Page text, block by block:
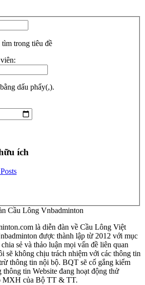
trong tiêu đề
dấu phẩy(,).
ích
Cầu Lông Vnbadminton
là diễn đàn về Cầu Lông Việt
được thành lập từ 2012 với mục
sẻ và thảo luận mọi vấn đề liên quan
sẽ không chịu trách nhiệm với các thông tin
thông tin nội bộ. BQT sẽ cố gắng kiểm
thông tin Website đang hoạt động thử
MXH của Bộ TT & TT.